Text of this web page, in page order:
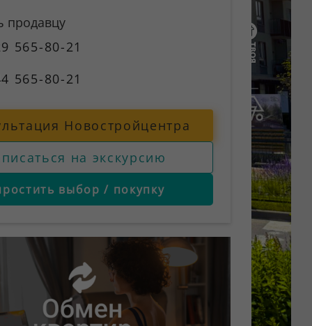
продавцу
565-80-21
565-80-21
Новостройцентра
на экскурсию
выбор / покупку